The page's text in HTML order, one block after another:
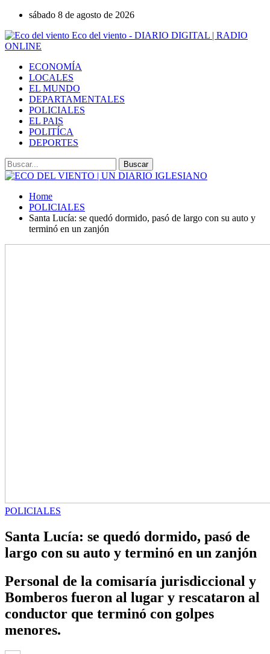
sábado 8 de agosto de 2026
Eco del viento - DIARIO DIGITAL | RADIO
ONLINE
ECONOMÍA
LOCALES
EL MUNDO
DEPARTAMENTALES
POLICIALES
EL PAIS
POLITÍCA
DEPORTES
Home
POLICIALES
Santa Lucía: se quedó dormido, pasó de largo con su auto y
terminó en un zanjón
POLICIALES
Santa Lucía: se quedó dormido, pasó de
largo con su auto y terminó en un zanjón
Personal de la comisaría jurisdiccional y
Bomberos fueron al lugar y rescataron al
conductor que terminó con golpes
menores.